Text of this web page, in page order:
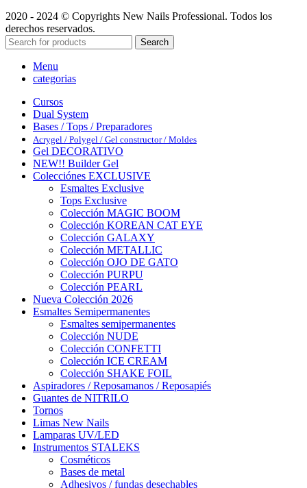
2020 - 2024 © Copyrights New Nails Professional. Todos los
derechos reservados.
Search
Menu
categorias
Cursos
Dual System
Bases / Tops / Preparadores
Acrygel / Polygel / Gel constructor / Moldes
Gel DECORATIVO
NEW!! Builder Gel
Colecciónes EXCLUSIVE
Esmaltes Exclusive
Tops Exclusive
Colección MAGIC BOOM
Colección KOREAN CAT EYE
Colección GALAXY
Colección METALLIC
Colección OJO DE GATO
Colección PURPU
Colección PEARL
Nueva Colección 2026
Esmaltes Semipermanentes
Esmaltes semipermanentes
Colección NUDE
Colección CONFETTI
Colección ICE CREAM
Colección SHAKE FOIL
Aspiradores / Reposamanos / Reposapiés
Guantes de NITRILO
Tornos
Limas New Nails
Lamparas UV/LED
Instrumentos STALEKS
Cosméticos
Bases de metal
Adhesivos / fundas desechables